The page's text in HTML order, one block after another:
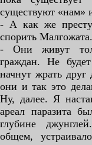
существуют «нам»
- А как же
спорить Малгожата.
- Они живут
граждан. Не
начнут жрать
они и так это
Ну, далее. Я
ареал паразита
глубине
общем,